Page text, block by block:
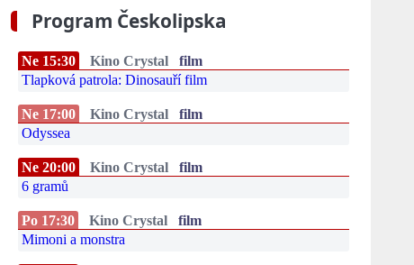
Program Českolipska
Ne 15:30 Kino Crystal
film
Tlapková patrola: Dinosauří film
Ne 17:00 Kino Crystal
film
Odyssea
Ne 20:00 Kino Crystal
film
6 gramů
Po 17:30 Kino Crystal
film
Mimoni a monstra